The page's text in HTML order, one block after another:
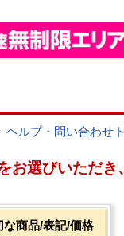
ヘルプ・問い合わせ
お選びいただき
な商品/表記/価格